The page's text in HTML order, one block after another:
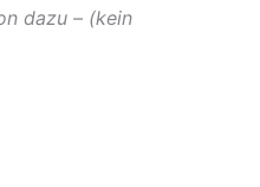
dazu – (kein